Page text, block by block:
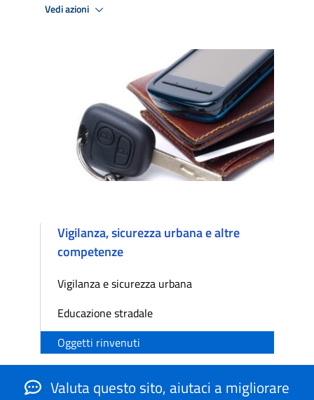
Vedi azioni
Vigilanza, sicurezza urbana e altre
competenze
Vigilanza e sicurezza urbana
Educazione stradale
Oggetti rinvenuti
Valuta questo sito, aiutaci a migliorare